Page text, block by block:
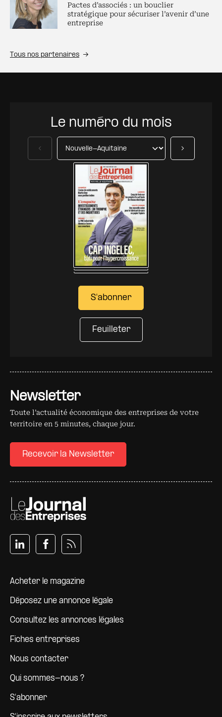
Pactes d’associés : un bouclier
stratégique pour sécuriser l’avenir d’une
entreprise
Tous nos partenaires
Newsletter
Toute l’actualité économique des entreprises de votre
territoire en 5 minutes, chaque jour.
Recevoir la Newsletter
Pied de page
Acheter le magazine
Déposez une annonce légale
Consultez les annonces légales
Fiches entreprises
Nous contacter
Qui sommes-nous ?
S'abonner
Le numéro du mois
S'abonner
Feuilleter
Précédent Suivant